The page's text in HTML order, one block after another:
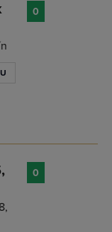
0
0